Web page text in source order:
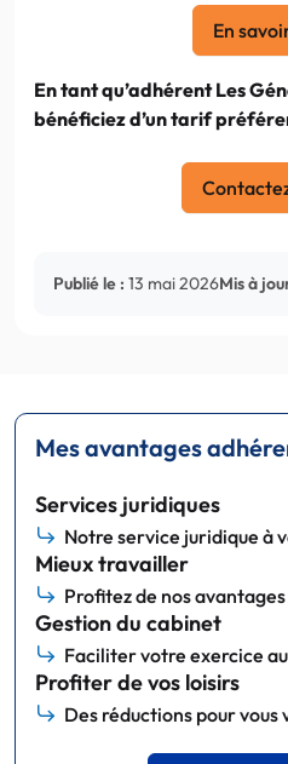
En
En tant qu’adhérent Les
bénéficiez d’un tarif
Publié le : 13 mai 2026Mis à
Mes avantages
Services juridiques
Notre service juridique à
Mieux travailler
Profitez de nos
Gestion du cabinet
Faciliter votre exercice
Profiter de vos loisirs
Des réductions pour vous